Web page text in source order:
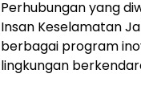
Perhubungan yang
Insan Keselamatan
berbagai program
lingkungan